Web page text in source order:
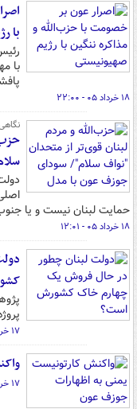
با
با
۱۸ خرداد ۰۵ - ۲۲:۰۰
حمایت لبنان نیست و یا
۱۸ خرداد ۰۵ - ۱۲:۰۱
۱۷ خرداد ۰۵ - ۱۷:۲۶
۱۷ خرداد ۰۵ - ۱۰:۱۴